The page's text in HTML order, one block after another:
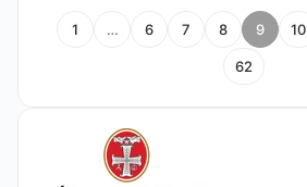
1 … 6 7 8 9 10
62